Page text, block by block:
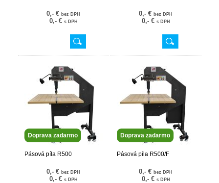
0,- € bez DPH
0,- € s DPH
0,- € bez DPH
0,- € s DPH
Doprava zadarmo
Pásová píla R500
0,- € bez DPH
0,- € s DPH
Doprava zadarmo
Pásová píla R500/F
0,- € bez DPH
0,- € s DPH